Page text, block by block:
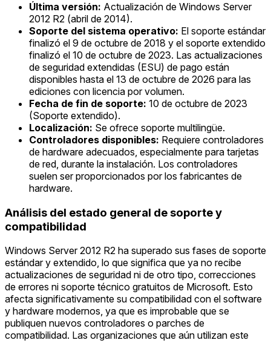
Última versión: Actualización de Windows Server
2012 R2 (abril de 2014).
Soporte del sistema operativo: El soporte estándar
finalizó el 9 de octubre de 2018 y el soporte extendido
finalizó el 10 de octubre de 2023. Las actualizaciones
de seguridad extendidas (ESU) de pago están
disponibles hasta el 13 de octubre de 2026 para las
ediciones con licencia por volumen.
Fecha de fin de soporte: 10 de octubre de 2023
(Soporte extendido).
Localización: Se ofrece soporte multilingüe.
Controladores disponibles: Requiere controladores
de hardware adecuados, especialmente para tarjetas
de red, durante la instalación. Los controladores
suelen ser proporcionados por los fabricantes de
hardware.
Análisis del estado general de soporte y
compatibilidad
Windows Server 2012 R2 ha superado sus fases de soporte
estándar y extendido, lo que significa que ya no recibe
actualizaciones de seguridad ni de otro tipo, correcciones
de errores ni soporte técnico gratuitos de Microsoft. Esto
afecta significativamente su compatibilidad con el software
y hardware modernos, ya que es improbable que se
publiquen nuevos controladores o parches de
compatibilidad. Las organizaciones que aún utilizan este